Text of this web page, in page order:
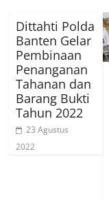
Dittahti Polda
Banten Gelar
Pembinaan
Penanganan
Tahanan dan
Barang Bukti
Tahun 2022
23 Agustus
2022